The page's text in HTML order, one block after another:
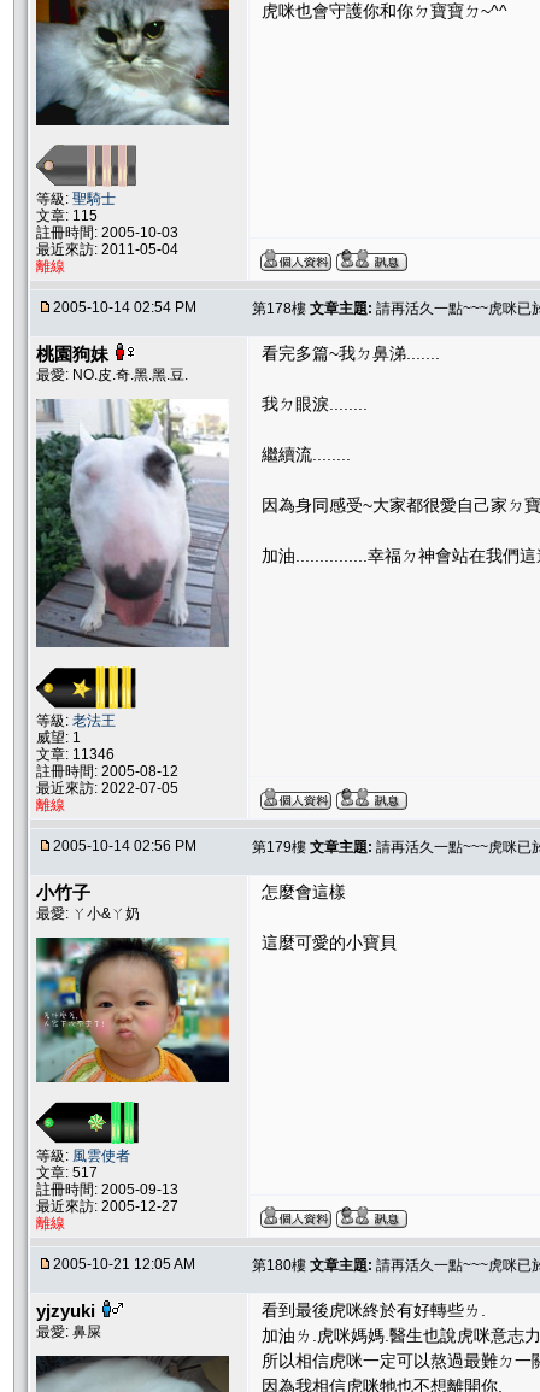
等級: 聖騎士
文章: 115
註冊時間: 2005-10-03
最近來訪: 2011-05-04
離線
虎咪也會守護你和你ㄉ寶寶ㄉ~^^
2005-10-14 02:54 PM 第178樓 文章主題: 請再活久一點~~~虎咪已
桃園狗妹
最愛: NO.皮.奇.黑.黑.豆.
等級: 老法王
威望: 1
文章: 11346
註冊時間: 2005-08-12
最近來訪: 2022-07-05
離線
看完多篇~我ㄉ鼻涕.......
我ㄉ眼淚........
繼續流........
因為身同感受~大家都很愛自己家ㄉ
加油...............幸福ㄉ神會站在我們這
2005-10-14 02:56 PM 第179樓 文章主題: 請再活久一點~~~虎咪已
小竹子
最愛: ㄚ小&ㄚ奶
等級: 風雲使者
文章: 517
註冊時間: 2005-09-13
最近來訪: 2005-12-27
離線
怎麼會這樣
這麼可愛的小寶貝
2005-10-21 12:05 AM 第180樓 文章主題: 請再活久一點~~~虎咪已
yjzyuki
最愛: 鼻屎
看到最後虎咪終於有好轉些ㄌ.
加油ㄌ.虎咪媽媽.醫生也說虎咪意志
所以相信虎咪一定可以熬過最難ㄉ一
因為我相信虎咪牠也不想離開你.